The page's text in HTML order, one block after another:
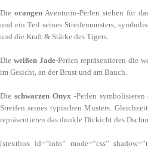
Die orangenAventurin-Perlen stehen für
und ein Teil seines Streifenmusters,
und die Kraft & Stärke des Tigers.
Die weißen Jade-Perlen repräsentieren die
im Gesicht, an der Brust und am Bauch.
Die schwarzen Onyx -Perlen
Streifen seines typischen Musters.
repräsentieren das dunkle Dickicht des
[stextbox id=”info” mode=”css”